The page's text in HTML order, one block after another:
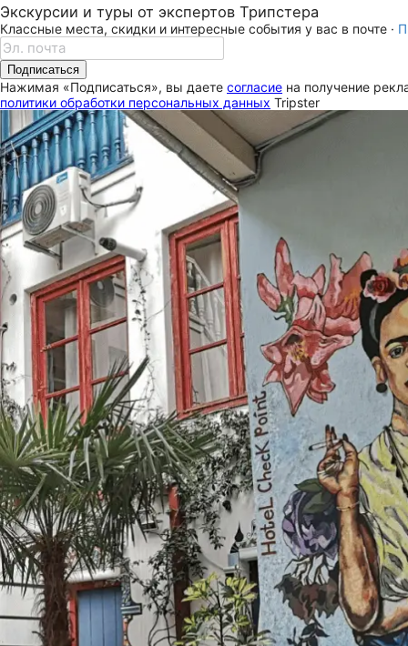
Экскурсии и туры от экспертов Трипстера
Классные места, скидки и интересные события у вас в почте ·
Подписаться
Нажимая «Подписаться», вы даете согласие на получение
политики обработки персональных данных Tripster